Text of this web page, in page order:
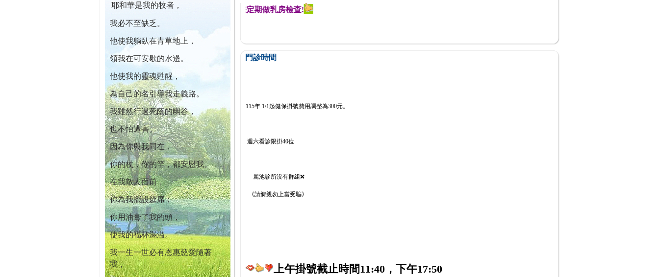
耶和華是我的牧者，
我必不至缺乏。
他使我躺臥在青草地上，
領我在可安歇的水邊。
他使我的靈魂甦醒，
為自己的名引導我走義路。
我雖然行過死蔭的幽谷，
也不怕遭害。
因為你與我同在，
你的杖，你的竿，都安慰我。
在我敵人面前，
你為我擺設筵席；
你用油膏了我的頭，
使我的福杯滿溢。
我一生一世必有恩惠慈愛隨著
我，
本院自開幕迄今已篩檢出1700位乳癌患者,提醒您定期做乳房檢查!
門診時間
115年 1/1起健保掛號費用調整為300元。
週六看診限掛40位
麗池診所沒有群組❌
《請鄉親勿上當受騙》
上午掛號截止時間11:40，下午17:50